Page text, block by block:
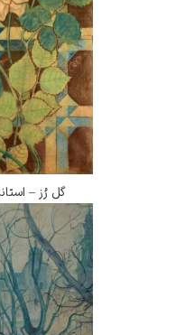
گل رُز – استانیسواف ویسپیانسکی